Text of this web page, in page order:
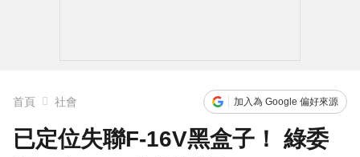
首頁 社會 加入為 Google 偏好來源
已定位失聯F-16V黑盒子！ 綠委